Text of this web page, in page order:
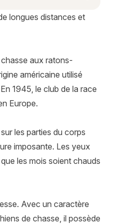
longues distances et
aux ratons-
américaine utilisé
1945, le club de la race
Europe.
les parties du corps
imposante. Les yeux
les mois soient chauds
Avec un caractère
de chasse, il possède